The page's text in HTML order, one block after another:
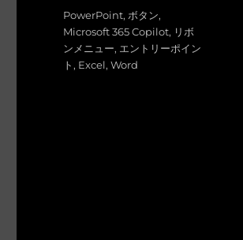
タ
グ
PowerPoint, ボタン,
Microsoft 365 Copilot, リボ
ンメニュー, エントリーポイン
ト , Excel,Word